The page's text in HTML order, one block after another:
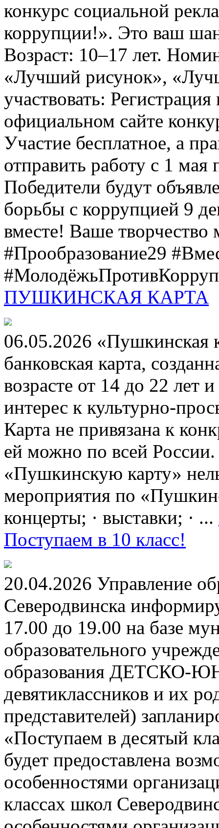
конкурс социальной
коррупции!». Это ваш
Возраст: 10–17 лет.
«Лучший рисунок»,
участвовать:
официальном сайте
Участие бесплатное, а
отправить работу с 1 мая
Победители будут
борьбы с коррупцией 9
вместе! Ваше творчество
#Прообразование29
ПУШКИНСКАЯ КАРТА
06.05.2026 «Пушкинская
банковская карта,
возрасте от 14 до 22 лет
интерес к культурно-
Карта не привязана к
ей можно по всей
«Пушкинскую карту»
мероприятия по
концерты; · выставки; · ...
Поступаем в 10 класс!
20.04.2026 Управление
Северодвинска
17.00 до 19.00 на базе
образовательного
образования
девятиклассников и их
представителей)
«Поступаем в десятый
будет предоставлена
особенностями
классах школ